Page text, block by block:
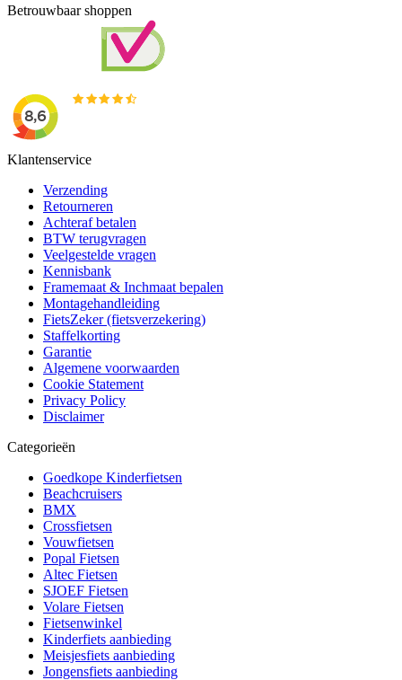
Betrouwbaar shoppen
Klantenservice
Verzending
Retourneren
Achteraf betalen
BTW terugvragen
Veelgestelde vragen
Kennisbank
Framemaat & Inchmaat bepalen
Montagehandleiding
FietsZeker (fietsverzekering)
Staffelkorting
Garantie
Algemene voorwaarden
Cookie Statement
Privacy Policy
Disclaimer
Categorieën
Goedkope Kinderfietsen
Beachcruisers
BMX
Crossfietsen
Vouwfietsen
Popal Fietsen
Altec Fietsen
SJOEF Fietsen
Volare Fietsen
Fietsenwinkel
Kinderfiets aanbieding
Meisjesfiets aanbieding
Jongensfiets aanbieding